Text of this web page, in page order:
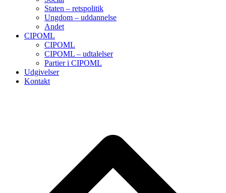
Staten – retspolitik
Ungdom – uddannelse
Andet
CIPOML
CIPOML
CIPOML – udtalelser
Partier i CIPOML
Udgivelser
Kontakt